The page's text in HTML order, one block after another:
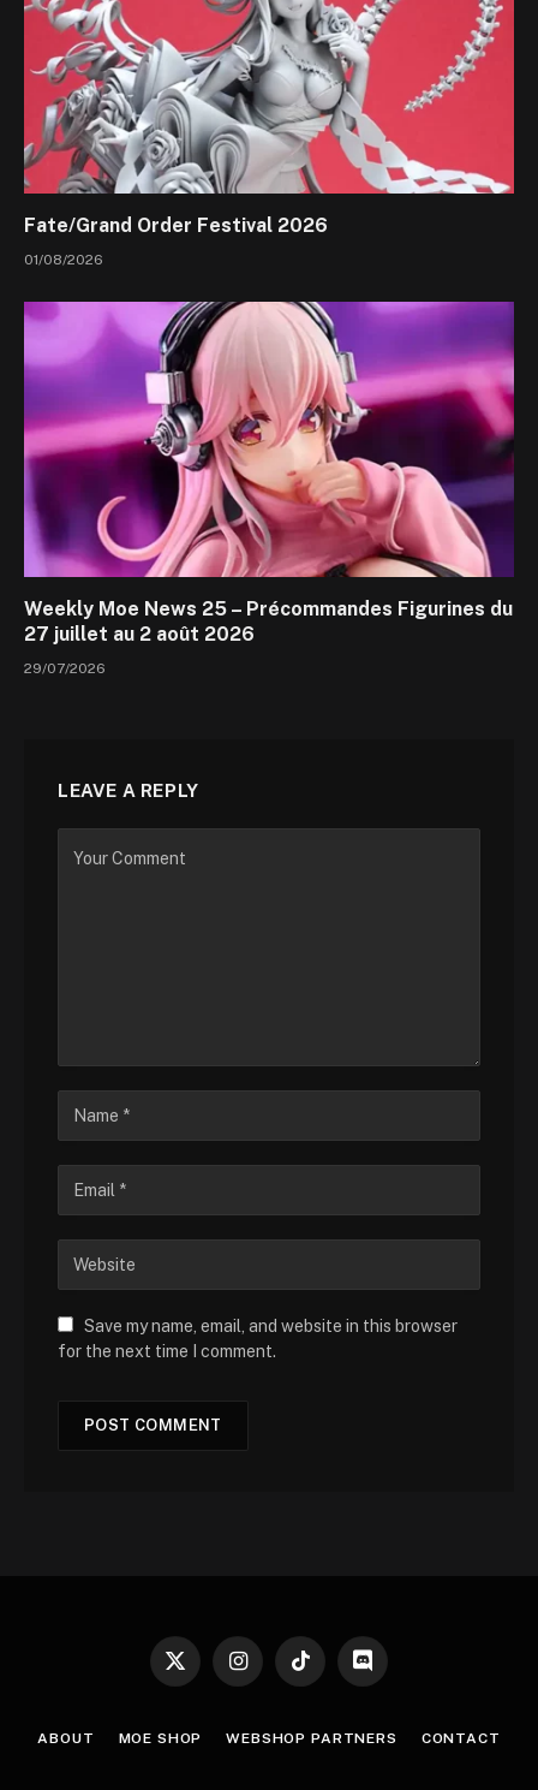
Fate/Grand Order Festival 2026
01/08/2026
Weekly Moe News 25 – Précommandes Figurines du
27 juillet au 2 août 2026
29/07/2026
LEAVE A REPLY
Save my name, email, and website in this browser
for the next time I comment.
X
InstagramTikTok Discord
ABOUT MOE SHOP WEBSHOP PARTNERS CONTACT